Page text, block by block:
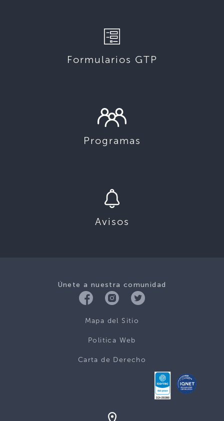
Formularios GTP
Programas
Avisos
Únete a nuestra comunidad
Mapa del Sitio
Politica Web
Carta de Derecho